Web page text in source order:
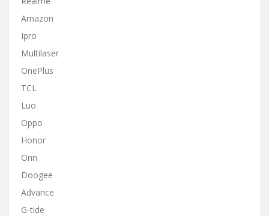
Amazon
Ipro
Multilaser
OnePlus
TCL
Luo
Oppo
Honor
Onn
Doogee
Advance
G-tide